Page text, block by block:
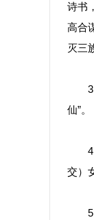
诗书
高合
灭三
3、
仙”。
4、
交）
5、